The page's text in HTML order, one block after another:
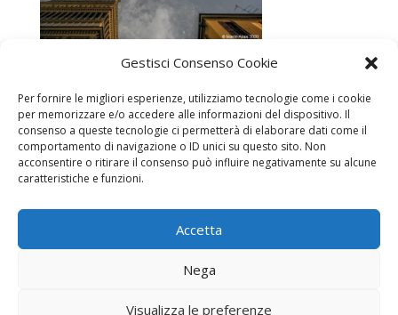
Gestisci Consenso Cookie
Per fornire le migliori esperienze, utilizziamo tecnologie come i cookie
per memorizzare e/o accedere alle informazioni del dispositivo. Il
consenso a queste tecnologie ci permetterà di elaborare dati come il
comportamento di navigazione o ID unici su questo sito. Non
acconsentire o ritirare il consenso può influire negativamente su alcune
caratteristiche e funzioni.
Accetta
Nega
Visualizza le preferenze
Nasce “Clover” sotto il segno della sostenibilità
PRIVACY POLICY|COOKIE POLICY|| Photo Credits: